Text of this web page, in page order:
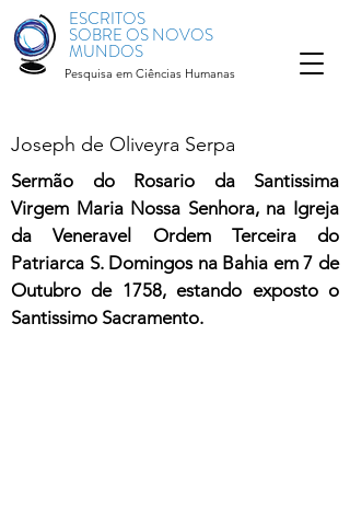
ESCRITOS
SOBRE OS NOVOS
MUNDOS
Pesquisa em Ciências Humanas
Joseph de Oliveyra Serpa
Sermão do Rosario da Santissima
Virgem Maria Nossa Senhora, na Igreja
da Veneravel Ordem Terceira do
Patriarca S. Domingos na Bahia em 7 de
Outubro de 1758, estando exposto o
Santissimo Sacramento.